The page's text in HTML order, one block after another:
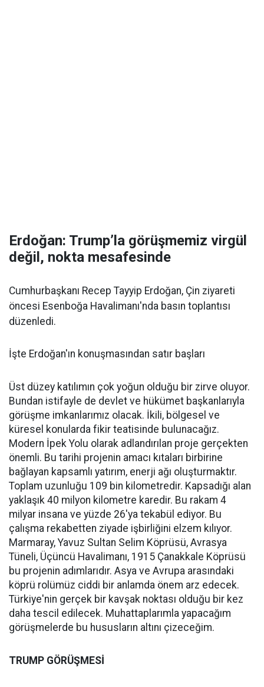
Erdoğan: Trump’la görüşmemiz virgül
değil, nokta mesafesinde
Cumhurbaşkanı Recep Tayyip Erdoğan, Çin ziyareti
öncesi Esenboğa Havalimanı'nda basın toplantısı
düzenledi.
İşte Erdoğan'ın konuşmasından satır başları
Üst düzey katılımın çok yoğun olduğu bir zirve oluyor.
Bundan istifayle de devlet ve hükümet başkanlarıyla
görüşme imkanlarımız olacak. İkili, bölgesel ve
küresel konularda fikir teatisinde bulunacağız.
Modern İpek Yolu olarak adlandırılan proje gerçekten
önemli. Bu tarihi projenin amacı kıtaları birbirine
bağlayan kapsamlı yatırım, enerji ağı oluşturmaktır.
Toplam uzunluğu 109 bin kilometredir. Kapsadığı alan
yaklaşık 40 milyon kilometre karedir. Bu rakam 4
milyar insana ve yüzde 26'ya tekabül ediyor. Bu
çalışma rekabetten ziyade işbirliğini elzem kılıyor.
Marmaray, Yavuz Sultan Selim Köprüsü, Avrasya
Tüneli, Üçüncü Havalimanı, 1915 Çanakkale Köprüsü
bu projenin adımlarıdır. Asya ve Avrupa arasındaki
köprü rolümüz ciddi bir anlamda önem arz edecek.
Türkiye'nin gerçek bir kavşak noktası olduğu bir kez
daha tescil edilecek. Muhattaplarımla yapacağım
görüşmelerde bu hususların altını çizeceğim.
TRUMP GÖRÜŞMESİ